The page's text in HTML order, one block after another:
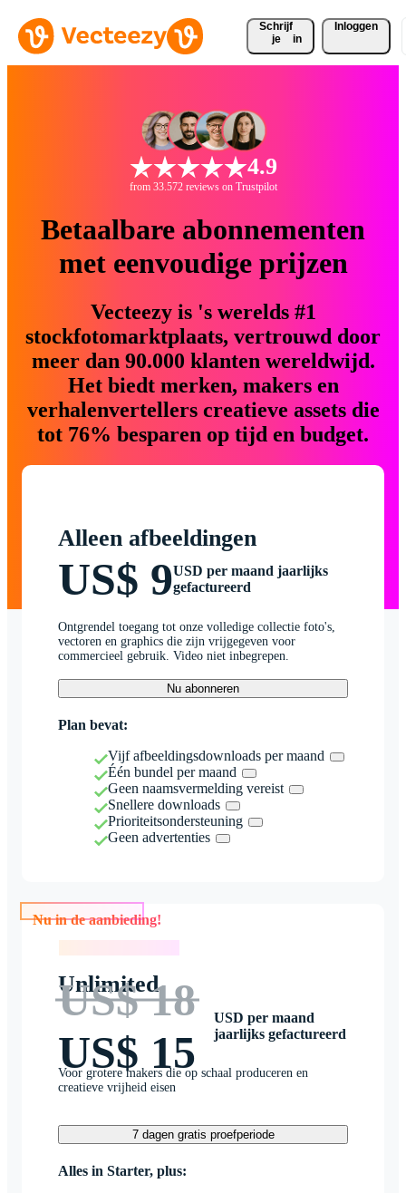
Schrijf
je
in
Inloggen
4.9
from 33.572 reviews on Trustpilot
Betaalbare abonnementen
met eenvoudige prijzen
Vecteezy is 's werelds #1
stockfotomarktplaats, vertrouwd door
meer dan 90.000 klanten wereldwijd.
Het biedt merken, makers en
verhalenvertellers creatieve assets die
tot 76% besparen op tijd en budget.
Alleen afbeeldingen
US$ 9USD per maand jaarlijks
gefactureerd
Ontgrendel toegang tot onze volledige collectie foto's,
vectoren en graphics die zijn vrijgegeven voor
commercieel gebruik. Video niet inbegrepen.
Nu abonneren
Plan bevat:
Vijf afbeeldingsdownloads per maand
Één bundel per maand
Geen naamsvermelding vereist
Snellere downloads
Prioriteitsondersteuning
Geen advertenties
Nu in de aanbieding!
Unlimited
US$ 18
US$ 15
USD per maand
jaarlijks gefactureerd
Voor grotere makers die op schaal produceren en
creatieve vrijheid eisen
7 dagen gratis proefperiode
Alles in Starter, plus: